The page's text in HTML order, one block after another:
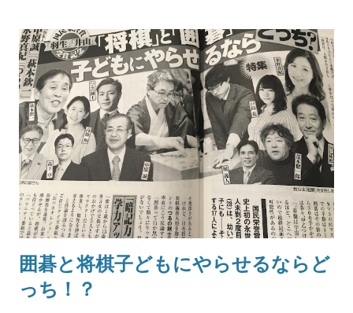
囲碁と将棋子どもにやらせるならど
っち！？